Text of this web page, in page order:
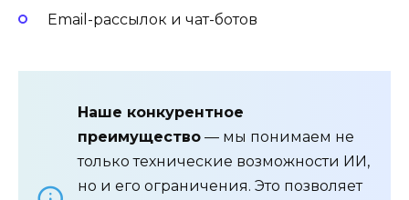
Email-рассылок и чат-ботов
Наше конкурентное
преимущество — мы понимаем не
только технические возможности ИИ,
но и его ограничения. Это позволяет